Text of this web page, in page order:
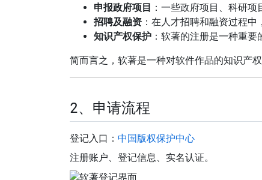
申报政府项目 ：一些政府项目、科研
招聘及融资：在人才招聘和融资过程中
知识产权保护：软著的注册是一种重要
简而言之，软著是一种对软件作品的知识产
2、申请流程
登记入口： 中国版权保护中心
注册账户、登记信息、实名认证。